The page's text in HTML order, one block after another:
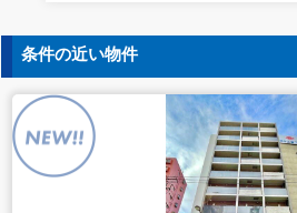
5. 個人情報の開示等の請求
ご本人様は、当社に対してご自身
用目的の通知、開示、内容の訂正・
止または消去、第三者への提供の
当社問合わせ窓口に申し出ることが
社はお客様ご本人を確認させてい
な間内に対応いたします。
【お問合せ窓口】
条件の近い物件